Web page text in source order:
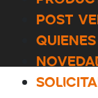
POST